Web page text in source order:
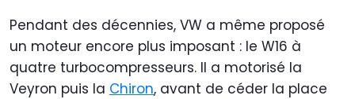
Pendant des décennies, VW a même proposé
un moteur encore plus imposant : le W16 à
quatre turbocompresseurs. Il a motorisé la
Veyron puis la Chiron, avant de céder la place